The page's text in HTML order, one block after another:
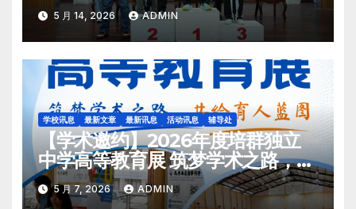
5 月 14, 2026 ADMIN
学校讯息 最新文章 最新讯息 活动讯息 辅导处
【学术邀约】2026年度培群独立
中学高等教育展 筑梦学术之路，共
绘育人蓝图
5 月 7, 2026 ADMIN